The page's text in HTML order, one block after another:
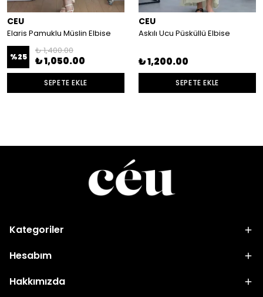
CEU
Elaris Pamuklu Müslin Elbise
%25
₺ 1,400.00
₺ 1,050.00
SEPETE EKLE
CEU
Askılı Ucu Püsküllü Elbise
₺ 1,200.00
SEPETE EKLE
Kategoriler
Hesabım
Hakkımızda